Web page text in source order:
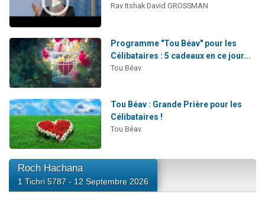
Rav Itshak David GROSSMAN
Programme "Tou Béav" pour les
Célibataires : 5 cadeaux en ce jour...
Tou Béav
Tou Béav : Grande Prière pour les
Célibataires !
Tou Béav
Roch Hachana
1 Tichri 5787 - 12 Septembre 2026